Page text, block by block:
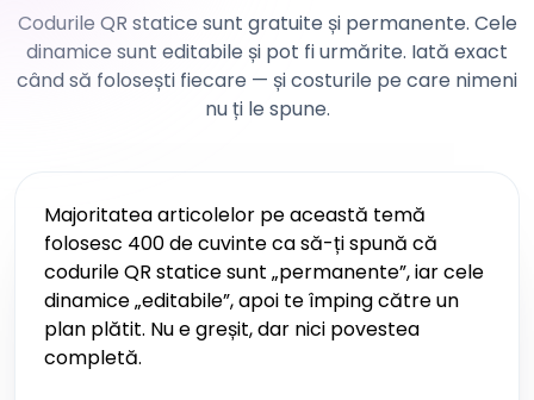
Codurile QR statice sunt gratuite și permanente. Cele
dinamice sunt editabile și pot fi urmărite. Iată exact
când să folosești fiecare — și costurile pe care nimeni
nu ți le spune.
Majoritatea articolelor pe această temă
folosesc 400 de cuvinte ca să-ți spună că
codurile QR statice sunt „permanente”, iar cele
dinamice „editabile”, apoi te împing către un
plan plătit. Nu e greșit, dar nici povestea
completă.